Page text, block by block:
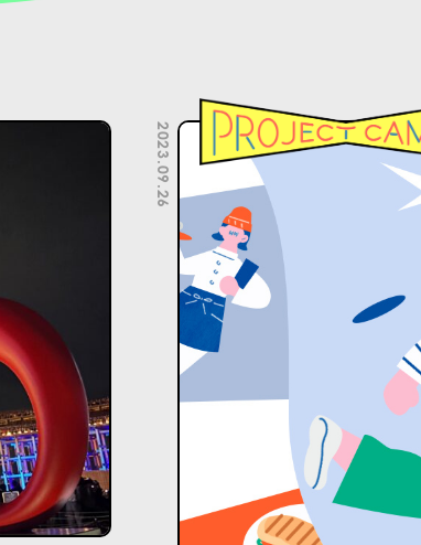
2023.09.26